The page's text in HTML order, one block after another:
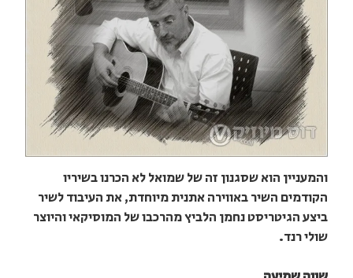
והמעניין הוא שסגנון זה של שמואל לא הכרנו בשיריו
הקודמים השיר באווירה אתנית מיוחדת, את העיבוד לשיר
ביצע הגיטריסט נחמן הלביץ מהרכבו של המוסיקאי והיוצר
שולי רנד.